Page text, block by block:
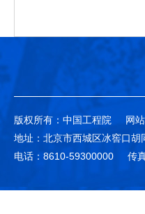
版权所有：中国工程院 网
地址：北京市西城区冰窖口胡
电话：8610-59300000
传